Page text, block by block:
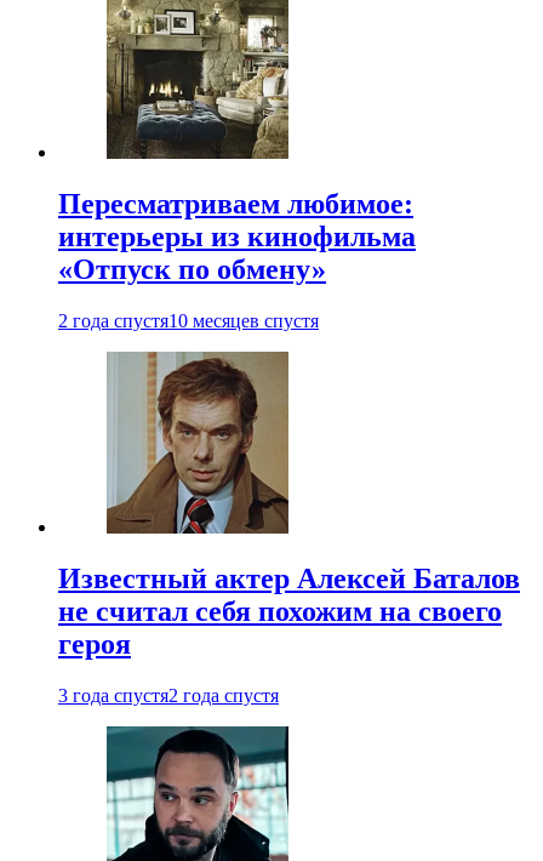
Пересматриваем любимое:
интерьеры из кинофильма
«Отпуск по обмену»
2 года спустя10 месяцев спустя
Известный актер Алексей Баталов
не считал себя похожим на своего
героя
3 года спустя2 года спустя